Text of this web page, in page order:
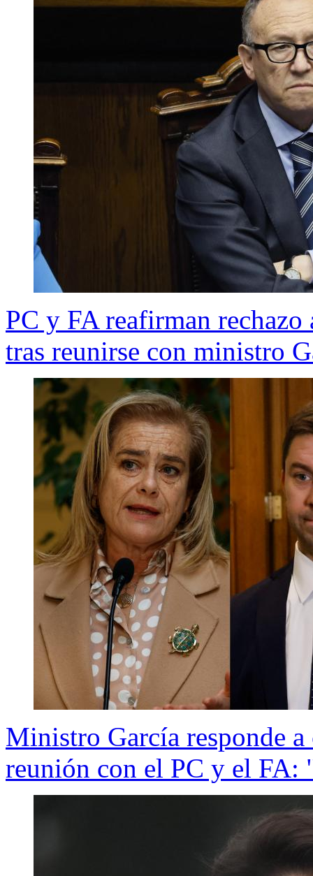
PC y FA reafirman
tras reunirse con ministro
Ministro García responde
reunión con el PC y el FA: